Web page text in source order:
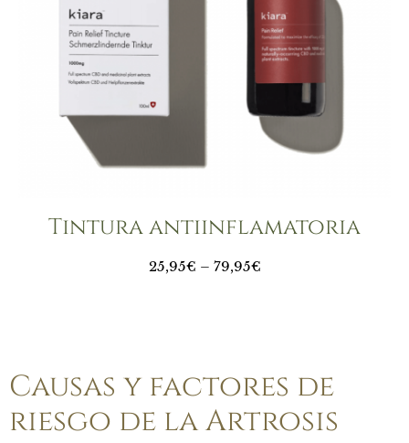
Tintura antiinflamatoria
25,95€ – 79,95€
Causas y factores de
riesgo de la Artrosis